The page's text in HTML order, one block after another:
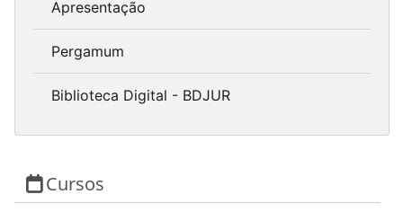
Apresentação
Pergamum
Biblioteca Digital - BDJUR
Cursos